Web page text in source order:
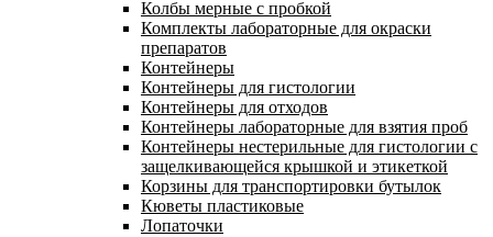
Колбы мерные с пробкой
Комплекты лабораторные для окраски
препаратов
Контейнеры
Контейнеры для гистологии
Контейнеры для отходов
Контейнеры лабораторные для взятия проб
Контейнеры нестерильные для гистологии с
защелкивающейся крышкой и этикеткой
Корзины для транспортировки бутылок
Кюветы пластиковые
Лопаточки